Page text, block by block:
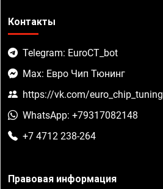
Контакты
Telegram: EuroCT_bot
Max: Евро Чип Тюнинг
https://vk.com/euro_chip_tuning
WhatsApp: +79317082148
+7 4712 238-264
Правовая информация